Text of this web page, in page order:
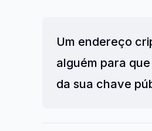
Um endereço
alguém para
da sua chave